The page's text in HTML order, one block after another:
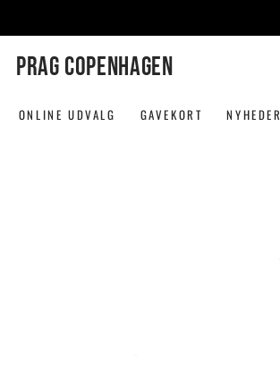
PRAG COPENHAGEN
ONLINE UDVALG GAVEKORT NYHEDER